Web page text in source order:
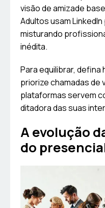
visão de amizade
Adultos usam
misturando
inédita.
Para equilibrar,
priorize chamadas de
plataformas servem
ditadora das suas
A evolução
do